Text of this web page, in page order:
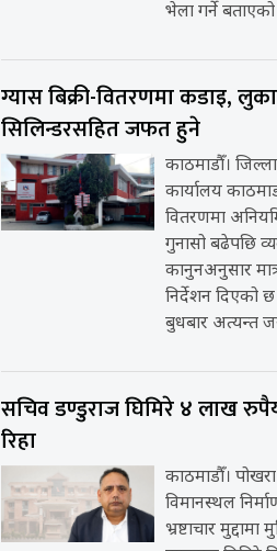
भेला गर्ने बताएको
ग्यास बिक्री-वितरणमा कडाइ,
सिलिन्डरसहित जफत हुने
काठमाडौँ।
कार्यालय
वितरणमा
गुनासो बढेपछि
कानुनअनुसार
निर्देशन दिएको
बुधबार अत्यन्त
सचिव डण्डुराज घिमिरे ४ लाख
रिहा
काठमाडौँ। पोखरा
विमानस्थल
भ्रष्टाचार